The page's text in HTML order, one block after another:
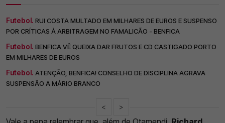
Futebol. RUI COSTA MULTADO EM MILHARES DE EUROS E SUSPENSO
POR CRÍTICAS À ARBITRAGEM NO FAMALICÃO - BENFICA
Futebol. BENFICA VÊ QUEIXA DAR FRUTOS E CD CASTIGADO PORTO
EM MILHARES DE EUROS
Futebol. ATENÇÃO, BENFICA! CONSELHO DE DISCIPLINA AGRAVA
SUSPENSÃO A MÁRIO BRANCO
< >